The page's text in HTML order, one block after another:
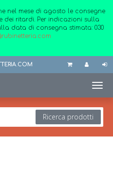
nel mese di agosto le consegne
ritardi. Per indicazioni sulla
data di consegna stimata: 030
Ricerca prodotti